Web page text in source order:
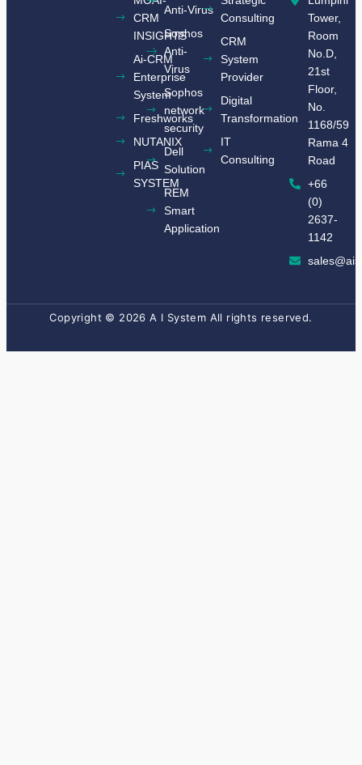
CRM
INSIGHTS​
Ai-CRM
Enterprise
System
Freshworks
NUTANIX
​PIAS
SYSTEM​
Anti-Virus
Sophos
Anti-
Virus
Sophos
network
security
Dell
Solution
REM
Smart
Application
Consulting
CRM
System
Provider
Digital
Transformation
IT
Consulting
Tower,
Room
No.D,
21st
Floor,
No.
1168/59
Rama 4
Road
+66
(0)
2637-
1142
Copyright © 2026 A I System All rights reserved.